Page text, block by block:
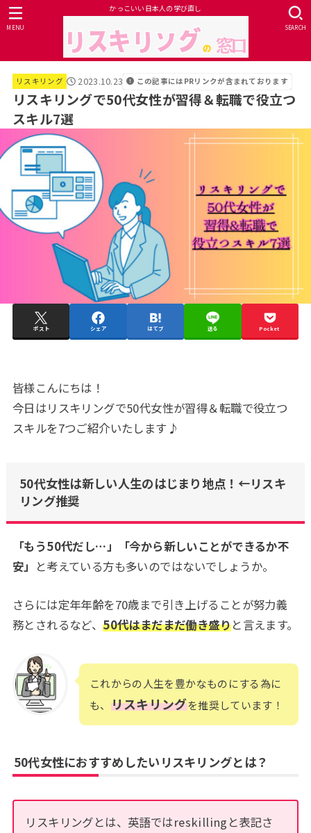
かっこいい日本人の学び直し
SEARCH
MENU
リスキリング 2023.10.23 この記事にはPRリンクが含まれております
リスキリングで50代女性が習得＆転職で役立つ
スキル7選
ポスト シェア はてブ 送る Pocket
皆様こんにちは！
今日はリスキリングで50代女性が習得＆転職で役立つ
スキルを7つご紹介いたします♪
50代女性は新しい人生のはじまり地点！←リスキ
リング推奨
「もう50代だし…」「今から新しいことができるか不
安」 と考えている方も多いのではないでしょうか。
さらには定年年齢を70歳まで引き上げることが努力義
務とされるなど、50代はまだまだ働き盛りと言えます。
これからの人生を豊かなものにする為に
も、 リスキリングを推奨しています！
50代女性におすすめしたいリスキリングとは？
リスキリングとは、英語ではreskillingと表記さ